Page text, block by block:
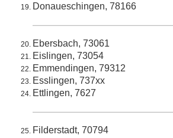
Donaueschingen, 78166
Ebersbach, 73061
Eislingen, 73054
Emmendingen, 79312
Esslingen, 737xx
Ettlingen, 7627
Filderstadt, 70794